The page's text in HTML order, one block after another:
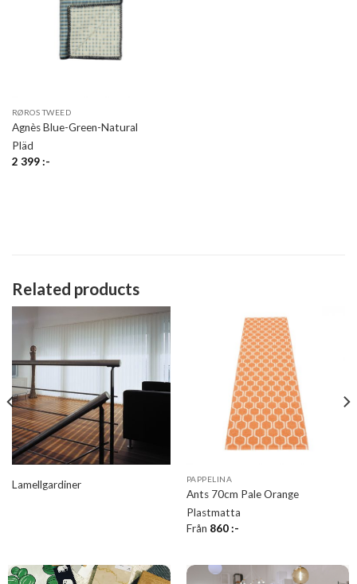
RØROS TWEED
Agnès Blue-Green-Natural
Pläd
2 399:-
Related products
Lamellgardiner PAPPELINA
Ants 70cm Pale Orange
Plastmatta
Från 860:-